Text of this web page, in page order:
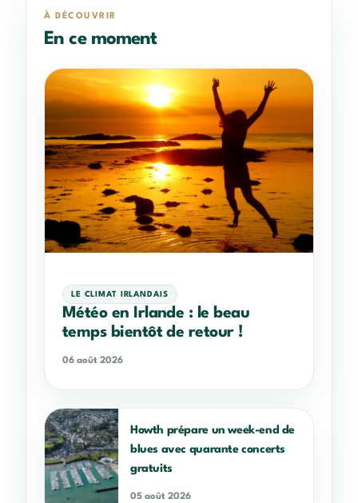
À DÉCOUVRIR
En ce moment
LE CLIMAT IRLANDAIS
Météo en Irlande : le beau
temps bientôt de retour !
06 août 2026
Howth prépare un week-end de
blues avec quarante concerts
gratuits
05 août 2026